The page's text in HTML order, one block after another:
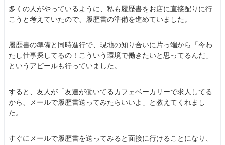
多くの人がやっているように、私も履歴書をお店に直接配りに行
こうと考えていたので、履歴書の準備を進めていました。
履歴書の準備と同時進行で、現地の知り合いに片っ端から「今わ
たし仕事探してるの！こういう環境で働きたいと思ってるんだ」
というアピールも行っていました。
すると、友人が「友達が働いてるカフェベーカリーで求人してる
から、メールで履歴書送ってみたらいいよ」と教えてくれまし
た。
すぐにメールで履歴書を送ってみると面接に行けることになり、